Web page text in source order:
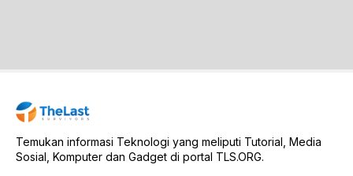
Temukan informasi Teknologi yang meliputi Tutorial, Media
Sosial, Komputer dan Gadget di portal TLS.ORG.